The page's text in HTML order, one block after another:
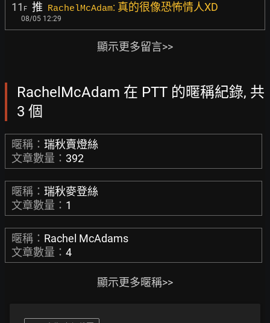
11 F 推 RachelMcAdam: 真的很像恐怖情人XD
08/05 12:29
顯示更多留言>>
RachelMcAdam 在 PTT 的暱稱紀錄, 共
3 個
暱稱： 瑞秋賣燈絲
文章數量： 392
暱稱： 瑞秋麥登絲
文章數量： 1
暱稱： Rachel McAdams
文章數量： 4
顯示更多暱稱>>